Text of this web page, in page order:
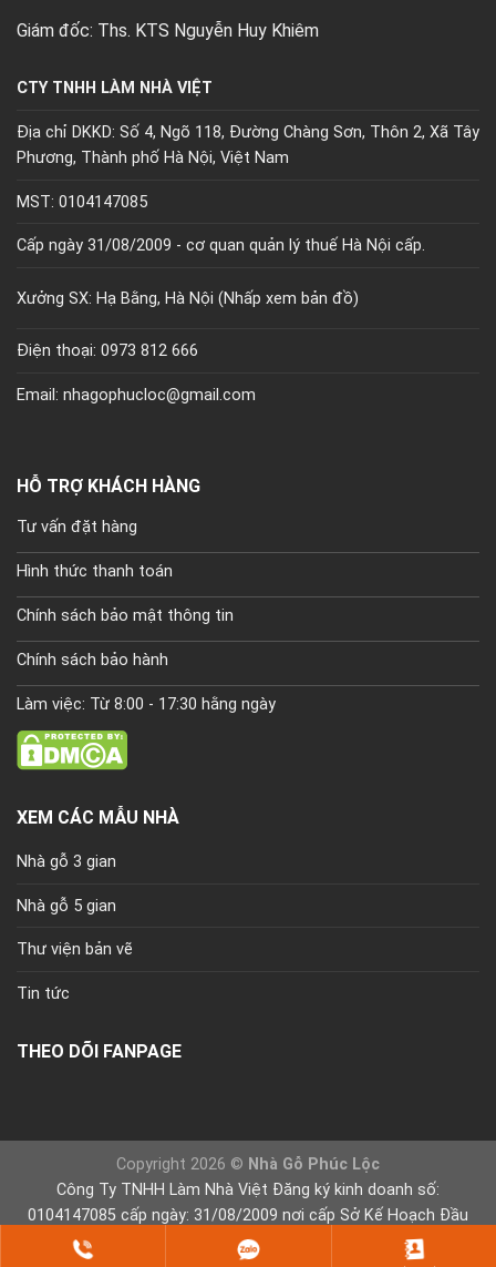
Giám đốc: Ths. KTS Nguyễn Huy Khiêm
CTY TNHH LÀM NHÀ VIỆT
Địa chỉ DKKD: Số 4, Ngõ 118, Đường Chàng Sơn, Thôn 2, Xã Tây
Phương, Thành phố Hà Nội, Việt Nam
MST: 0104147085
Cấp ngày 31/08/2009 - cơ quan quản lý thuế Hà Nội cấp.
Xưởng SX: Hạ Bằng, Hà Nội (Nhấp xem bản đồ)
Điện thoại: 0973 812 666
Email: nhagophucloc@gmail.com
HỖ TRỢ KHÁCH HÀNG
Tư vấn đặt hàng
Hình thức thanh toán
Chính sách bảo mật thông tin
Chính sách bảo hành
Làm việc: Từ 8:00 - 17:30 hằng ngày
XEM CÁC MẪU NHÀ
Nhà gỗ 3 gian
Nhà gỗ 5 gian
Thư viện bản vẽ
Tin tức
THEO DÕI FANPAGE
Copyright 2026 © Nhà Gỗ Phúc Lộc
Công Ty TNHH Làm Nhà Việt Đăng ký kinh doanh số:
0104147085 cấp ngày: 31/08/2009 nơi cấp Sở Kế Hoạch Đầu
Tư Tp Hà Nội